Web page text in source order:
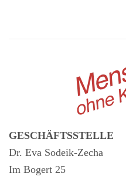
GESCHÄFTSSTELLE
Dr. Eva Sodeik-Zecha
Im Bogert 25